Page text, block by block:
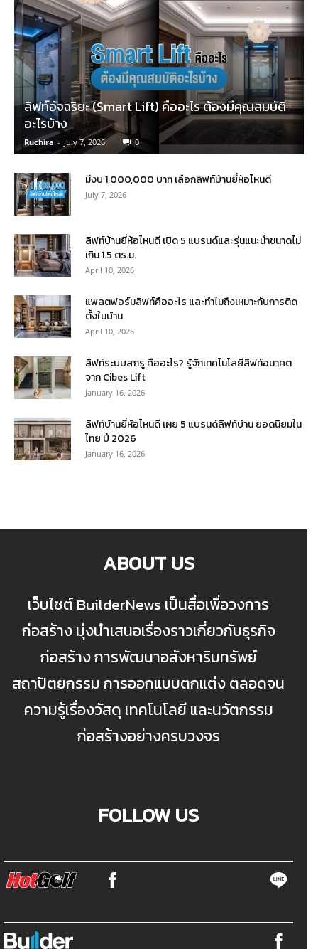
ลิฟท์อัจฉริยะ (Smart Lift) คืออะไร ต้องมีคุณสมบัติ
อะไรบ้าง
Ruchira - July 7, 2026 0
มีงบ 1,000,000 บาท เลือกลิฟท์บ้านยี่ห้อไหนดี
July 7, 2026
ลิฟท์บ้านยี่ห้อไหนดี เปิด 5 แบรนด์และรุ่นแนะนำขนาดไม่
เกิน 1.5 ตร.ม.
April 10, 2026
แพลตฟอร์มลิฟท์คืออะไร และทำไมถึงเหมาะกับการติด
ตั้งในบ้าน
April 10, 2026
ลิฟท์ระบบสกรู คืออะไร? รู้จักเทคโนโลยีลิฟท์อนาคต
จาก Cibes Lift
January 16, 2026
ลิฟท์บ้านยี่ห้อไหนดี เผย 5 แบรนด์ลิฟท์บ้าน ยอดนิยมใน
ไทย ปี 2026
January 16, 2026
ABOUT US
เว็บไซต์ BuilderNews เป็นสื่อเพื่อวงการ
ก่อสร้าง มุ่งนำเสนอเรื่องราวเกี่ยวกับธุรกิจ
ก่อสร้าง การพัฒนาอสังหาริมทรัพย์
สถาปัตยกรรม การออกแบบตกแต่ง ตลอดจน
ความรู้เรื่องวัสดุ เทคโนโลยี และนวัตกรรม
ก่อสร้างอย่างครบวงจร
FOLLOW US